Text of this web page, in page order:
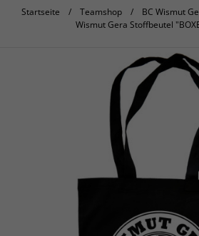
Startseite Teamshop BC Wismut
Wismut Gera Stoffbeutel